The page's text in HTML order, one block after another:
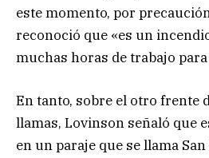
este momento, por
reconoció que «es un
muchas horas de trabajo
En tanto, sobre el otro frente
llamas, Lovinson señaló que
en un paraje que se llama